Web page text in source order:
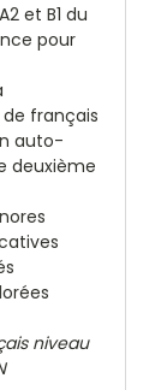
et B1 du
pour
français
auto-
deuxième
niveau